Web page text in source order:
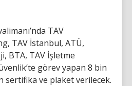
TAV
TAV İstanbul, ATÜ,
BTA, TAV İşletme
görev yapan 8 bin
sertifika ve plaket verilecek.